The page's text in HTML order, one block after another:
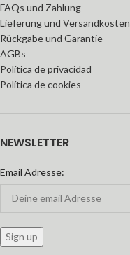
FAQs und Zahlung
Lieferung und Versandkosten
Rückgabe und Garantie
AGBs
Política de privacidad
Política de cookies
NEWSLETTER
Email Adresse: